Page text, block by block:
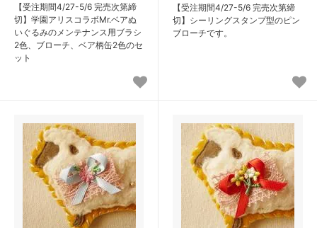
【受注期間4/27-5/6 完売次第締
切】学園アリスコラボMr.ベアぬ
いぐるみのメンテナンス用ブラシ
2色、ブローチ、ベア柄缶2色のセ
ット
【受注期間4/27-5/6 完売次第締
切】シーリングスタンプ型のピン
ブローチです。